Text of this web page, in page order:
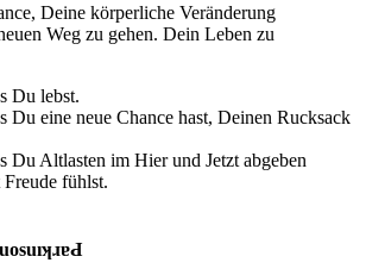
Deine körperliche Veränderung
Weg zu gehen. Dein Leben zu
Du lebst.
Du eine neue Chance hast, Deinen Rucksack
Du Altlasten im Hier und Jetzt abgeben
fühlst.